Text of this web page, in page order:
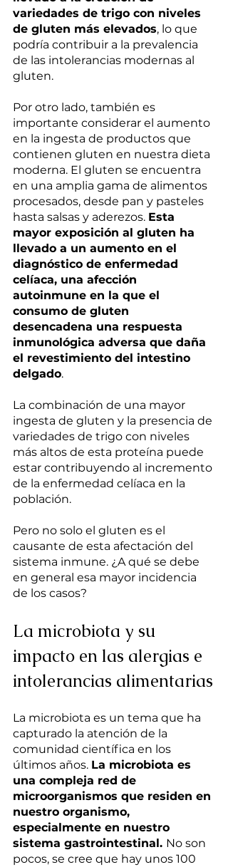
variedades de trigo con niveles
de gluten más elevados, lo que
podría contribuir a la prevalencia
de las intolerancias modernas al
gluten.
Por otro lado, también es
importante considerar el aumento
en la ingesta de productos que
contienen gluten en nuestra dieta
moderna. El gluten se encuentra
en una amplia gama de alimentos
procesados, desde pan y pasteles
hasta salsas y aderezos. Esta
mayor exposición al gluten ha
llevado a un aumento en el
diagnóstico de enfermedad
celíaca, una afección
autoinmune en la que el
consumo de gluten
desencadena una respuesta
inmunológica adversa que daña
el revestimiento del intestino
delgado.
La combinación de una mayor
ingesta de gluten y la presencia de
variedades de trigo con niveles
más altos de esta proteína puede
estar contribuyendo al incremento
de la enfermedad celíaca en la
población.
Pero no solo el gluten es el
causante de esta afectación del
sistema inmune. ¿A qué se debe
en general esa mayor incidencia
de los casos?
La microbiota y su
impacto en las alergias e
intolerancias alimentarias
La microbiota es un tema que ha
capturado la atención de la
comunidad científica en los
últimos años. La microbiota es
una compleja red de
microorganismos que residen en
nuestro organismo,
especialmente en nuestro
sistema gastrointestinal. No son
pocos, se cree que hay unos 100